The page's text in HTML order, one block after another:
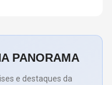
PANORAMA
e destaques da